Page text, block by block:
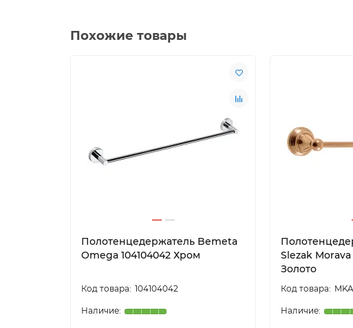
Похожие товары
Полотенцедержатель Bemeta
Omega 104104042 Хром
104104042
Slezak
Золото